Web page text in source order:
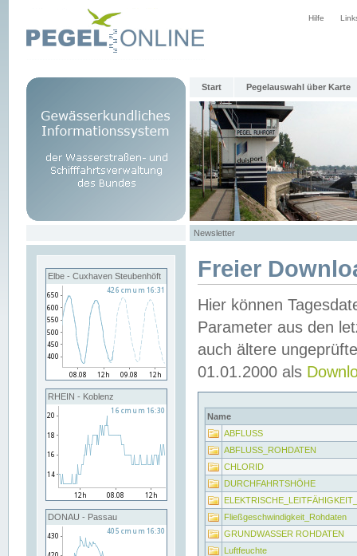
Hilfe
Start Pegelauswahl über Karte
Newsletter
Elbe - Cuxhaven Steubenhöft
RHEIN - Koblenz
DONAU - Passau
Freier
Hier können
Parameter aus den
auch ältere
01.01.2000 als
Name
ABFLUSS
ABFLUSS_ROHDATEN
CHLORID
DURCHFAHRTSHÖHE
Fließgeschwindigkeit_Rohdaten
GRUNDWASSER ROHDATEN
Luftfeuchte